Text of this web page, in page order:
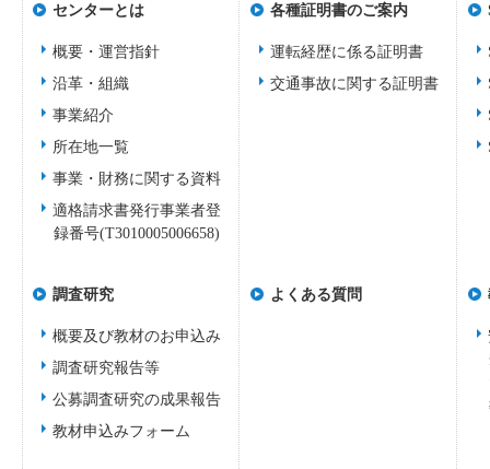
センターとは
概要・運営指針
沿革・組織
事業紹介
所在地一覧
事業・財務に関する資料
適格請求書発行事業者登
録番号(T3010005006658)
各種証明書のご案内
運転経歴に係る証明書
交通事故に関する証明書
調査研究
概要及び教材のお申込み
調査研究報告等
公募調査研究の成果報告
教材申込みフォーム
よくある質問